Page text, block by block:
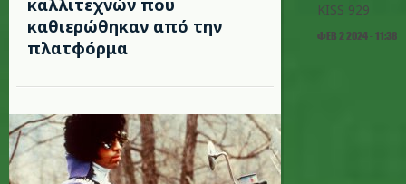
καλλιτεχνών που
καθιερώθηκαν από την
πλατφόρμα
KISS 929
ΦΕΒ 2 2024 - 11:38